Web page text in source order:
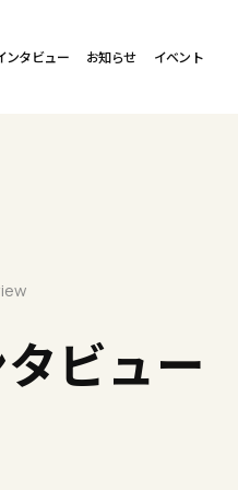
ンタビュー お知らせ イベント
ビュー